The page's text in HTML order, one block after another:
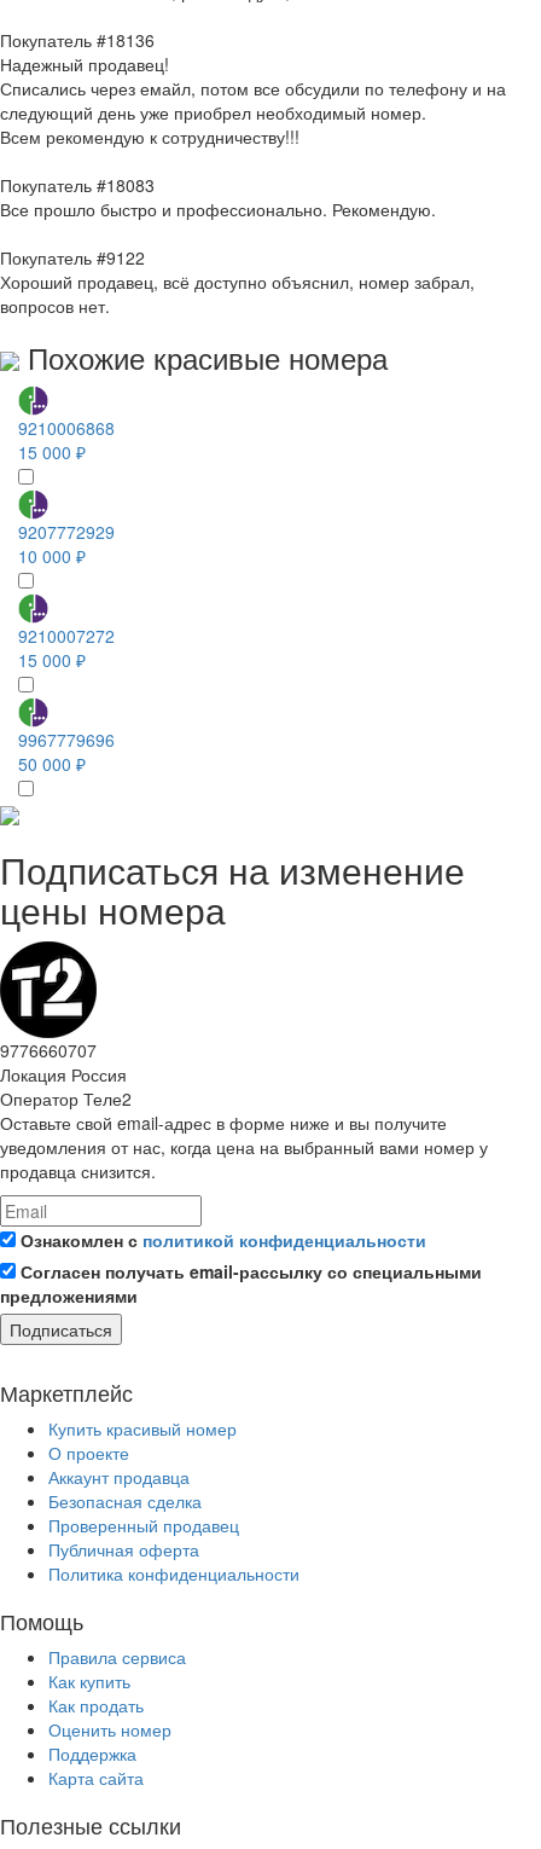
Покупатель #18136
Надежный продавец!
Списались через емайл, потом все обсудили по телефону и на
следующий день уже приобрел необходимый номер.
Всем рекомендую к сотрудничеству!!!
Покупатель #18083
Все прошло быстро и профессионально. Рекомендую.
Покупатель #9122
Хороший продавец, всё доступно объяснил, номер забрал,
вопросов нет.
Похожие красивые номера
9210006868
15 000 ₽
9207772929
10 000 ₽
9210007272
15 000 ₽
9967779696
50 000 ₽
Подписаться на изменение
цены номера
9776660707
Локация Россия
Оператор Теле2
Оставьте свой email-адрес в форме ниже и вы получите
уведомления от нас, когда цена на выбранный вами номер у
продавца снизится.
Ознакомлен с политикой конфиденциальности
Согласен получать email-рассылку со специальными
предложениями
Подписаться
Маркетплейс
Купить красивый номер
О проекте
Аккаунт продавца
Безопасная сделка
Проверенный продавец
Публичная оферта
Политика конфиденциальности
Помощь
Правила сервиса
Как купить
Как продать
Оценить номер
Поддержка
Карта сайта
Полезные ссылки